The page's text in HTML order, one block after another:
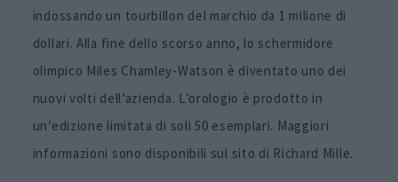
indossando un tourbillon del marchio da 1 milione di
dollari. Alla fine dello scorso anno, lo schermidore
olimpico Miles Chamley-Watson è diventato uno dei
nuovi volti dell’azienda. L’orologio è prodotto in
un’edizione limitata di soli 50 esemplari. Maggiori
informazioni sono disponibili sul sito di Richard Mille.